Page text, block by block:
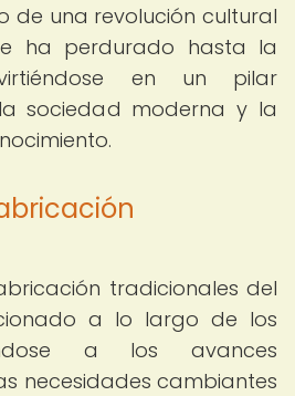
de una revolución cultural
ha perdurado hasta la
en un pilar
sociedad moderna y la
tradicionales del
a lo largo de los
a los avances
necesidades cambiantes